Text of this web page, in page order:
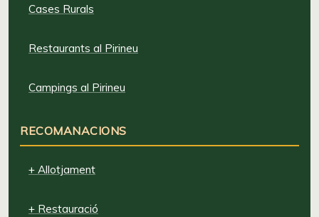
Cases Rurals
Restaurants al Pirineu
Campings al Pirineu
RECOMANACIONS
+ Allotjament
+ Restauració